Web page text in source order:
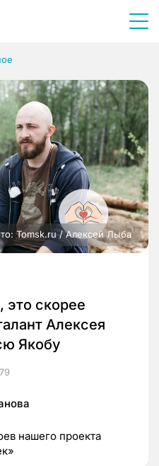
Tomsk.ru / Алексей Лыба
это скорее
Алексея
Якобу
нашего проекта